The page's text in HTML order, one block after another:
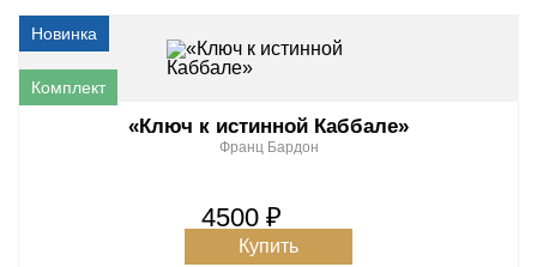
«Ключ к истинной Каббале»
Франц Бардон
4500 ₽
Купить